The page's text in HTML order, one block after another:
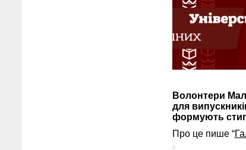
Волонтери
для
формують
Про це пише “